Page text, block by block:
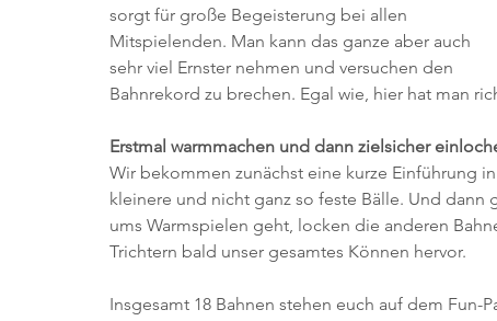
sorgt für große Begeisterung bei allen
Mitspielenden. Man kann das ganze aber auch
sehr viel Ernster nehmen und versuchen den
Bahnrekord zu brechen. Egal wie, hier hat man
Erstmal warmmachen und dann zielsicher
Wir bekommen zunächst eine kurze Einführung
kleinere und nicht ganz so feste Bälle. Und dann
ums Warmspielen geht, locken die anderen
Trichtern bald unser gesamtes Können hervor.
Insgesamt 18 Bahnen stehen euch auf dem Fun-